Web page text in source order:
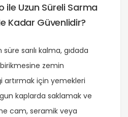
ile Uzun Süreli Sarma
Kadar Güvenlidir?
sarılı kalma, gıdada
zemin
artırmak için yemekleri
kaplarda saklamak ve
cam, seramik veya